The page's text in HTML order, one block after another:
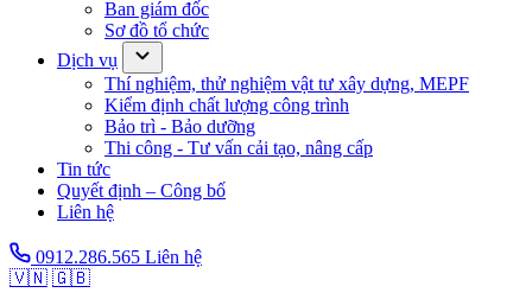
Ban giám đốc
Sơ đồ tổ chức
Dịch vụ
Thí nghiệm, thử nghiệm vật tư xây dựng, MEPF
Kiểm định chất lượng công trình
Bảo trì - Bảo dưỡng
Thi công - Tư vấn cải tạo, nâng cấp
Tin tức
Quyết định – Công bố
Liên hệ
0912.286.565 Liên hệ
🇻🇳 🇬🇧